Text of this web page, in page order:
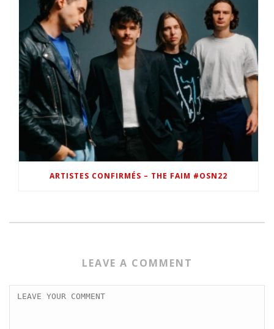
ARTISTES CONFIRMÉS – THE FAIM #OSN22
LEAVE A COMMENT